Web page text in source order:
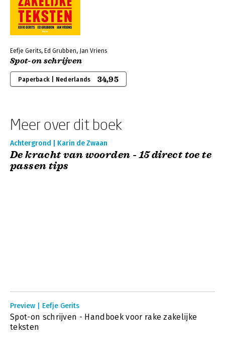
Eefje Gerits, Ed Grubben, Jan Vriens
Spot-on schrijven
Paperback | Nederlands 34,95
Meer over dit boek
Achtergrond | Karin de Zwaan
De kracht van woorden - 15 direct toe te
passen tips
Preview | Eefje Gerits
Spot-on schrijven - Handboek voor rake zakelijke
teksten